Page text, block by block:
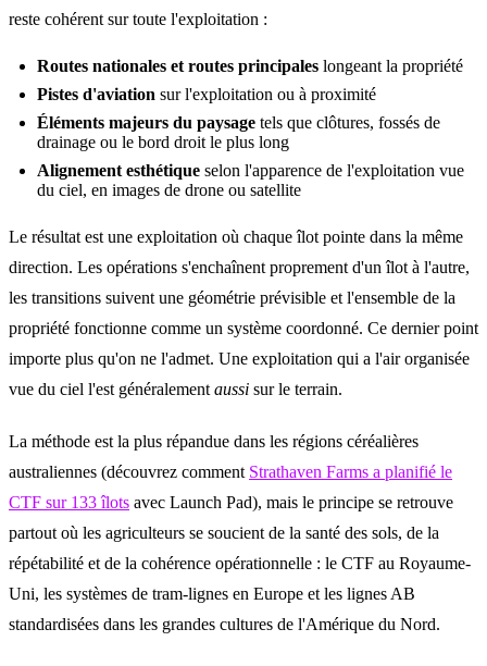
reste cohérent sur toute l'exploitation :
Routes nationales et routes principales longeant la propriété
Pistes d'aviation sur l'exploitation ou à proximité
Éléments majeurs du paysage tels que clôtures, fossés de
drainage ou le bord droit le plus long
Alignement esthétique selon l'apparence de l'exploitation vue
du ciel, en images de drone ou satellite
Le résultat est une exploitation où chaque îlot pointe dans la même
direction. Les opérations s'enchaînent proprement d'un îlot à l'autre,
les transitions suivent une géométrie prévisible et l'ensemble de la
propriété fonctionne comme un système coordonné. Ce dernier point
importe plus qu'on ne l'admet. Une exploitation qui a l'air organisée
vue du ciel l'est généralementaussi sur le terrain.
La méthode est la plus répandue dans les régions céréalières
australiennes (découvrez comment Strathaven Farms a planifié le
CTF sur 133 îlots avec Launch Pad), mais le principe se retrouve
partout où les agriculteurs se soucient de la santé des sols, de la
répétabilité et de la cohérence opérationnelle : le CTF au Royaume-
Uni, les systèmes de tram-lignes en Europe et les lignes AB
standardisées dans les grandes cultures de l'Amérique du Nord.